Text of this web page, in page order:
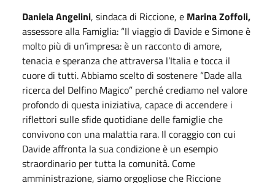
Daniela Angelini, sindaca di Riccione, e Marina Zoffoli,
assessore alla Famiglia: “Il viaggio di Davide e Simone è
molto più di un’impresa: è un racconto di amore,
tenacia e speranza che attraversa l’Italia e tocca il
cuore di tutti. Abbiamo scelto di sostenere “Dade alla
ricerca del Delfino Magico” perché crediamo nel valore
profondo di questa iniziativa, capace di accendere i
riflettori sulle sfide quotidiane delle famiglie che
convivono con una malattia rara. Il coraggio con cui
Davide affronta la sua condizione è un esempio
straordinario per tutta la comunità. Come
amministrazione, siamo orgogliose che Riccione